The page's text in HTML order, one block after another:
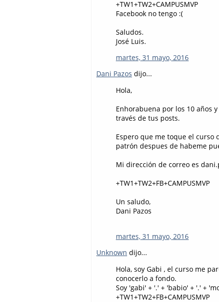
+TW1+TW2+CAMPUSMVP
Facebook no tengo :(
Saludos.
José Luis.
martes, 31 mayo, 2016
Dani Pazos dijo...
Hola,
Enhorabuena por los 10 años
través de tus posts.
Espero que me toque el curso
patrón despues de habeme
Mi dirección de correo es
+TW1+TW2+FB+CAMPUSMVP
Un saludo,
Dani Pazos
martes, 31 mayo, 2016
Unknown dijo...
Hola, soy Gabi , el curso me
conocerlo a fondo.
Soy 'gabi' + '.' + 'babio' + '.' +
+TW1+TW2+FB+CAMPUSMVP